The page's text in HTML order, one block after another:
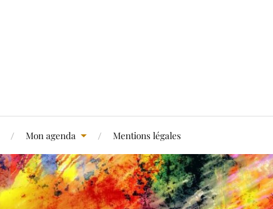
Mon agenda Mentions légales